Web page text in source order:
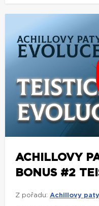
ACHILLOVY
BONUS #2
Z pořadu: Achillovy